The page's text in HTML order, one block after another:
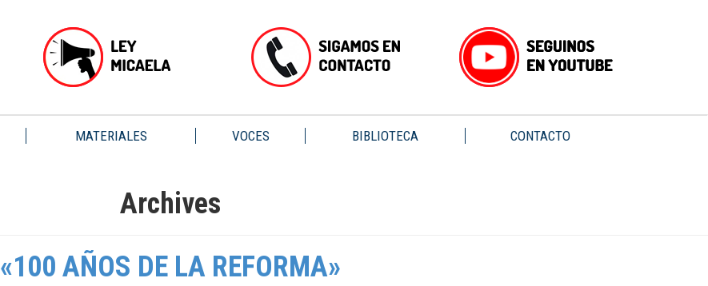
MATERIALES VOCES BIBLIOTECA CONTACTO
Archives
«100 AÑOS DE LA REFORMA»